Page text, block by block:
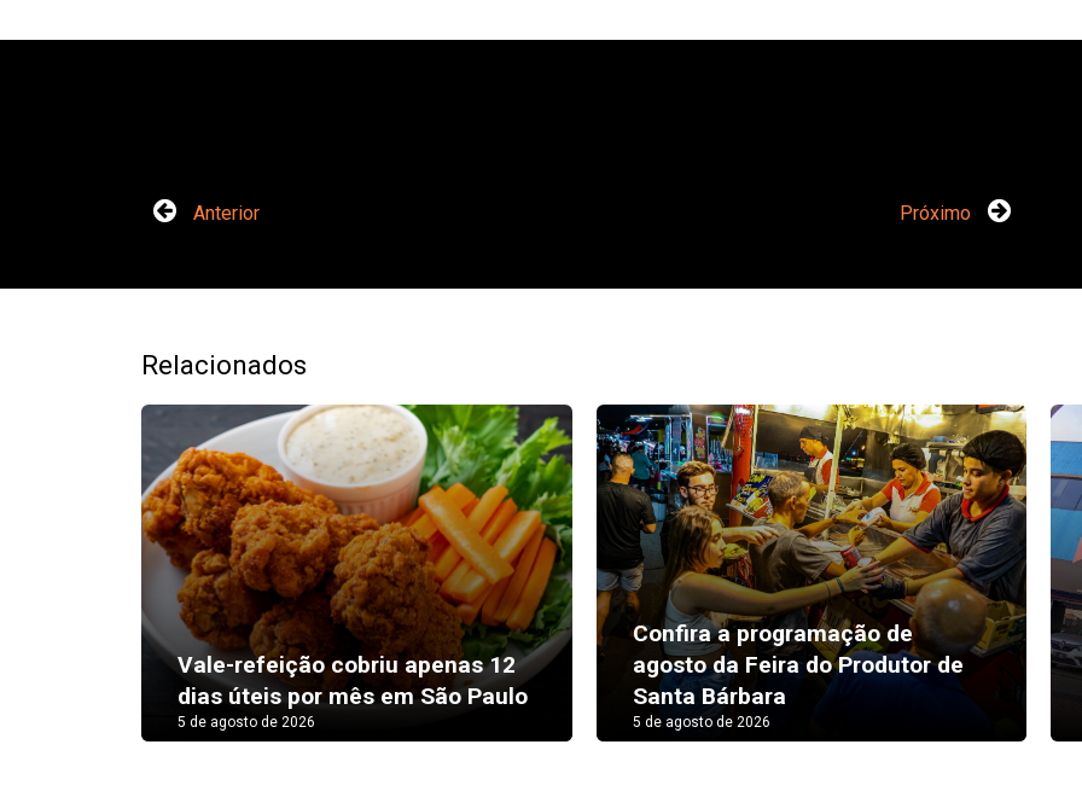
Anterior Próximo
Relacionados
Vale-refeição cobriu apenas 12
dias úteis por mês em São Paulo
5 de agosto de 2026
Confira a programação de
agosto da Feira do Produtor de
Santa Bárbara
5 de agosto de 2026